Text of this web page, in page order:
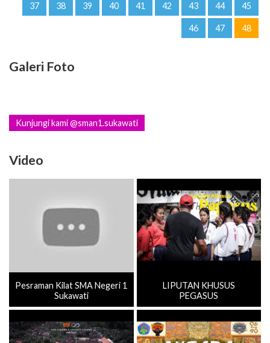
37 38 39 40 41 42 43 44 45
46 47 48
Galeri Foto
Kunjungi kami @sman1.sukawati
Video
Pesraman Kilat SMA Negeri 1
Sukawati
LIPUTAN KHUSUS
PEGASUS